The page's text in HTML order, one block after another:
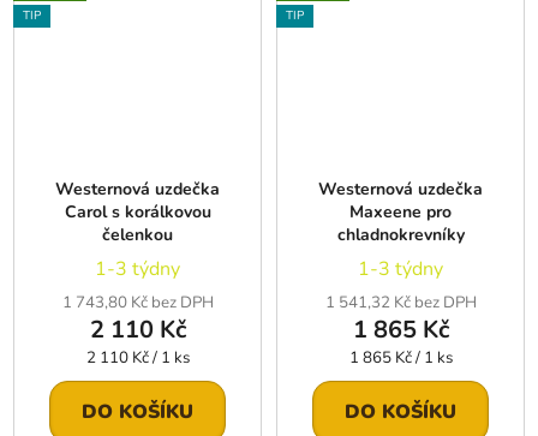
TIP
Westernová uzdečka
Carol s korálkovou
čelenkou
1-3 týdny
1 743,80 Kč bez DPH
2 110 Kč
Měrná
cena:
2 110 Kč / 1 ks
DO KOŠÍKU
TIP
Westernová uzdečka
Maxeene pro
chladnokrevníky
1-3 týdny
1 541,32 Kč bez DPH
1 865 Kč
Měrná
cena:
1 865 Kč / 1 ks
DO KOŠÍKU